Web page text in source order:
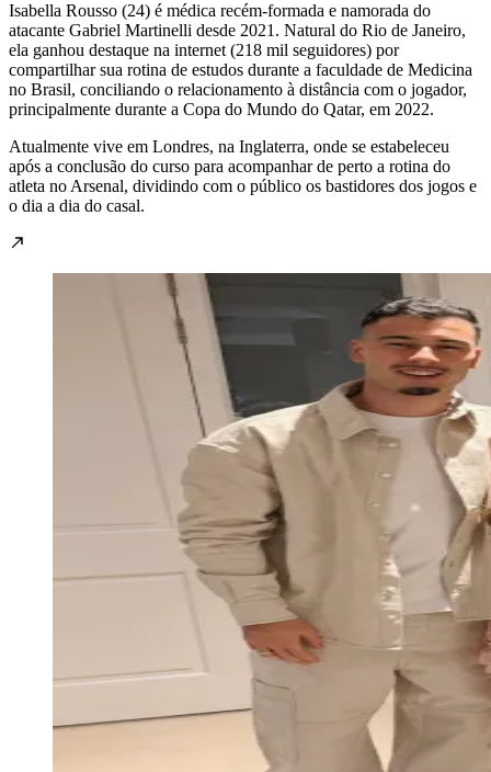
Isabella Rousso (24) é médica recém-formada e namorada do
atacante Gabriel Martinelli desde 2021. Natural do Rio de Janeiro,
ela ganhou destaque na internet (218 mil seguidores) por
compartilhar sua rotina de estudos durante a faculdade de Medicina
no Brasil, conciliando o relacionamento à distância com o jogador,
principalmente durante a Copa do Mundo do Qatar, em 2022.
Atualmente vive em Londres, na Inglaterra, onde se estabeleceu
após a conclusão do curso para acompanhar de perto a rotina do
atleta no Arsenal, dividindo com o público os bastidores dos jogos e
o dia a dia do casal.